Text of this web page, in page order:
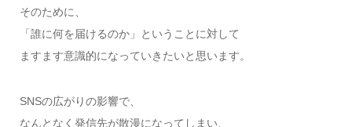
そのために、
「誰に何を届けるのか」ということに対して
ますます意識的になっていきたいと思います。
SNSの広がりの影響で、
なんとなく発信先が散漫になってしまい、